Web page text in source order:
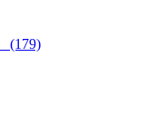
(179)